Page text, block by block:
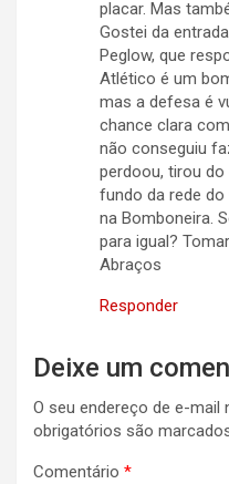
placar. Mas
Gostei da
Peglow, que
Atlético é um
mas a defesa é
chance clara
não conseguiu
perdoou, tirou
fundo da rede do
na Bomboneira.
para igual?
Abraços
Responder
Deixe um
O seu endereço de e-mail
obrigatórios são
Comentário *